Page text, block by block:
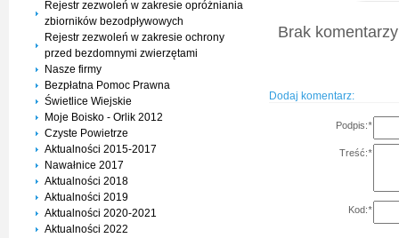
Rejestr zezwoleń w zakresie opróżniania
zbiorników bezodpływowych
Rejestr zezwoleń w zakresie ochrony
przed bezdomnymi zwierzętami
Nasze firmy
Bezpłatna Pomoc Prawna
Świetlice Wiejskie
Moje Boisko - Orlik 2012
Czyste Powietrze
Aktualności 2015-2017
Nawałnice 2017
Aktualności 2018
Aktualności 2019
Aktualności 2020-2021
Aktualności 2022
Brak
Dodaj komentarz:
Podpis:*
Treść:*
Kod:*